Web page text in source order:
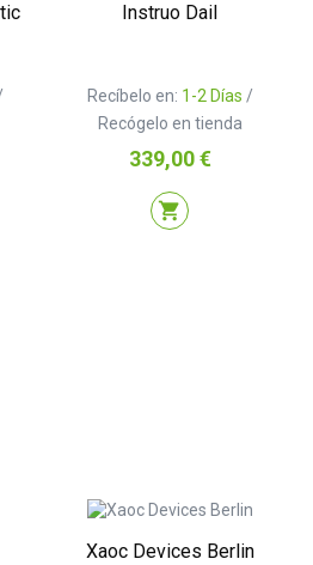
Instruo Dail
Recíbelo en: 1-2 Días /
Recógelo en tienda
Precio
339,00 €
shopping_cart
Xaoc Devices Berlin